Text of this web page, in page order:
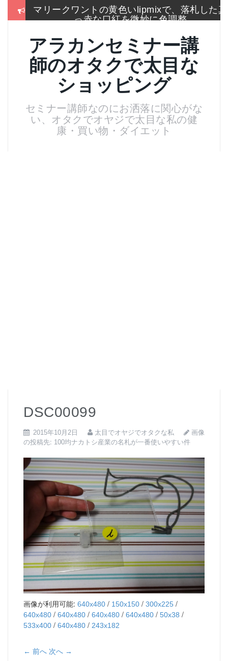
マリークワントの黄色いlipmixで、落札した真
っ赤な口紅を微妙に色調整
冬はこれしか履かないSEIYO防寒タイツもう
手放せないのに通販無い
2017通販各社のおせち売れ筋ランキングをま
とめて一挙大公開
クス美肌活性化美顔器
名刺より大きいサイズのトレカケースでアイ
スブレークカード整理
アラカンセミナー講
師のオタクで太目な
ショッピング
セミナー講師なのにお洒落に関心がな
い、オタクでオヤジで太目な私の健
康・買い物・ダイエット
DSC00099
2015年10月2日 太目でオヤジでオタクな私
画像
の投稿先: 100均ナカトシ産業の名札が一番使いやすい件
画像が利用可能: 640x480 / 150x150 / 300x225 /
640x480 / 640x480 / 640x480 / 640x480 / 50x38 /
533x400 / 640x480 / 243x182
← 前へ 次へ →